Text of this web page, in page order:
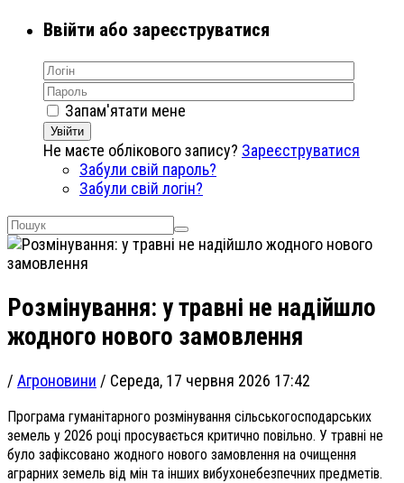
Ввійти або зареєструватися
Запам'ятати мене
Увійти
Не маєте облікового запису? Зареєструватися
Забули свій пароль?
Забули свій логін?
Розмінування: у травні не надійшло
жодного нового замовлення
/ Агроновини / Середа, 17 червня 2026 17:42
Програма гуманітарного розмінування сільськогосподарських
земель у 2026 році просувається критично повільно. У травні не
було зафіксовано жодного нового замовлення на очищення
аграрних земель від мін та інших вибухонебезпечних предметів.